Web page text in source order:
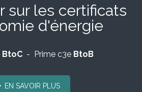
sur les certificats
d'énergie
BtoC- Prime c3e BtoB
EN SAVOIR PLUS